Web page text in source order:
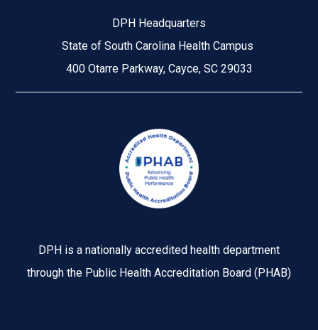
DPH Headquarters
State of South Carolina Health Campus
400 Otarre Parkway, Cayce, SC 29033
DPH is a nationally accredited health department
through the Public Health Accreditation Board (PHAB)